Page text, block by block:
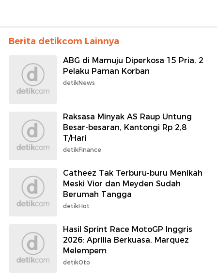
Berita detikcom Lainnya
ABG di Mamuju Diperkosa 15 Pria, 2
Pelaku Paman Korban
detikNews
Raksasa Minyak AS Raup Untung
Besar-besaran, Kantongi Rp 2,8
T/Hari
detikFinance
Catheez Tak Terburu-buru Menikah
Meski Vior dan Meyden Sudah
Berumah Tangga
detikHot
Hasil Sprint Race MotoGP Inggris
2026: Aprilia Berkuasa, Marquez
Melempem
detikOto